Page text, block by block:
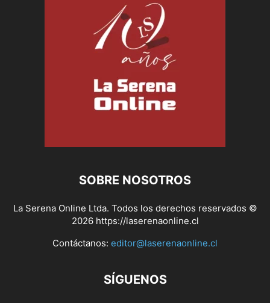
SOBRE NOSOTROS
La Serena Online Ltda. Todos los derechos reservados ©
2026 https://laserenaonline.cl
Contáctanos: editor@laserenaonline.cl
SÍGUENOS